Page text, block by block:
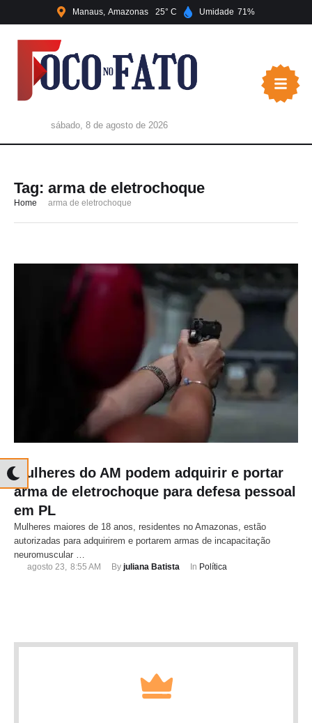
Manaus Amazonas 25 Umidade 71
sábado, 8 de agosto de 2026
Tag: arma de eletrochoque
Home arma de eletrochoque
Mulheres do AM podem adquirir e portar
arma de eletrochoque para defesa pessoal
em PL
Mulheres maiores de 18 anos, residentes no Amazonas, estão
autorizadas para adquirirem e portarem armas de incapacitação
neuromuscular …
agosto 23, 8:55 AM By juliana Batista In Política